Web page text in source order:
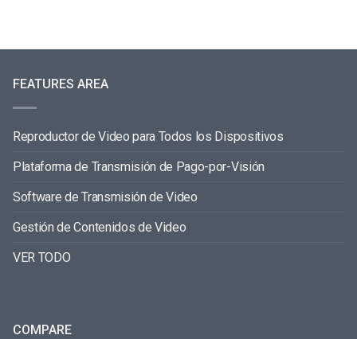
FEATURES AREA
Reproductor de Video para Todos los Dispositivos
Plataforma de Transmisión de Pago-por-Visión
Software de Transmisión de Video
Gestión de Contenidos de Video
VER TODO
COMPARE